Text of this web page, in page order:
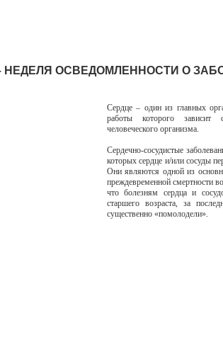
НЕДЕЛЯ ОСВЕДОМЛЕННОСТИ О
Сердце – один из главных
работы которого зависит
человеческого организма.
Сердечно-сосудистые
которых сердце и/или сосуды
Они являются одной из
преждевременной смертности
что болезням сердца и
старшего возраста, за
существенно «помолодели».